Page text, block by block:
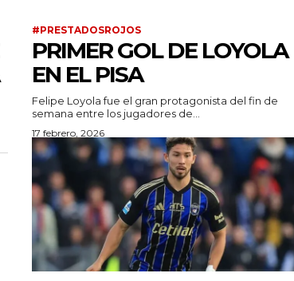
#PRESTADOSROJOS
PRIMER GOL DE LOYOLA
EN EL PISA
Felipe Loyola fue el gran protagonista del fin de
semana entre los jugadores de...
17 febrero, 2026